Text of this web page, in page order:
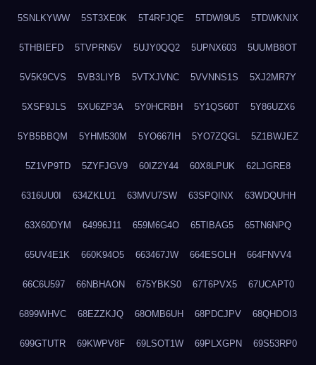
5SNLKYWW 5ST3XE0K 5T4RFJQE 5TDWI9U5 5TDWKNIX
5THBIEFD 5TVPRN5V 5UJY0QQ2 5UPNX603 5UUMB8OT
5V5K9CVS 5VB3LIYB 5VTXJVNC 5VVNNS1S 5XJ2MR7Y
5XSF9JLS 5XU6ZP3A 5Y0HCRBH 5Y1QS60T 5Y86UZX6
5YB5BBQM 5YHM530M 5YO667IH 5YO7ZQGL 5Z1BWJEZ
5Z1VP9TD 5ZYFJGV9 60IZ2Y44 60X8LPUK 62LJGRE8
6316UU0I 634ZKLU1 63MVU7SW 63SPQINX 63WDQUHH
63X60DYM 64996J11 659M6G4O 65TIBAG5 65TN6NPQ
65UV4E1K 660K94O5 663467JW 664ESOLH 664FNVV4
66C6U597 66NBHAON 675YBKS0 67T6PVX5 67UCAPT0
6899WHVC 68EZZKJQ 68OMB6UH 68PDCJPV 68QHDOI3
699GTUTR 69KWPV8F 69LSOT1W 69PLXGPN 69S53RP0